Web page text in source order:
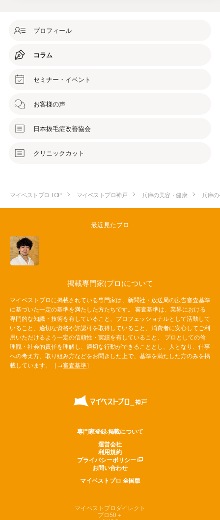
プロフィール
コラム
セミナー・イベント
お客様の声
日本抜毛症改善協会
クリニックカット
マイベストプロ TOP マイベストプロ神戸 兵庫の美容・健康 兵庫
最近見たプロ
掲載専門家(プロ)について
マイベストプロに掲載されている専門家は、新聞社・放送局の広告審査基準
に基づいた一定の基準を満たした方たちです。 審査基準は、業界における
専門的な知識・技術を有していること、プロフェッショナルとして活動して
いること、適切な資格や許認可を取得していること、消費者に安心してご利
用いただけるよう一定の信頼性・実績を有していること、 プロとしての倫
理観・社会的責任を理解し、適切な行動ができることとし、人となり、仕事
への考え方、取り組み方などをお聞きした上で、基準を満たした方のみを掲
載しています。［→審査基準］
専門家登録·掲載について
運営会社
利用規約
プライバシーポリシー
お問い合わせ
マイベストプロ 全国版
マイベストプロダイレクト
プロ50＋